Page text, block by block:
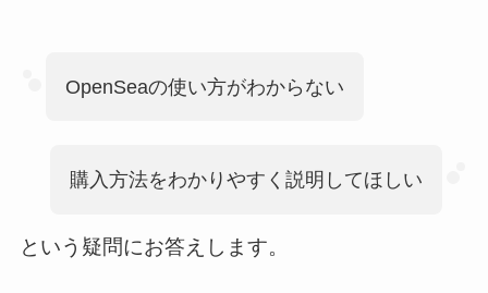
OpenSeaの使い方がわからない
購入方法をわかりやすく説明してほしい
という疑問にお答えします。